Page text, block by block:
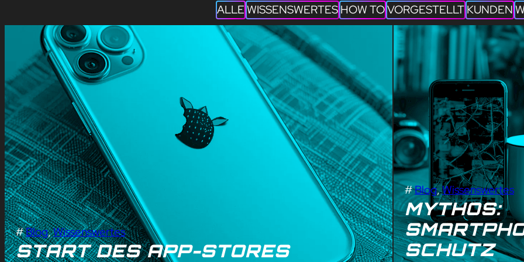
ALLE WISSENSWERTES HOW TOVORGESTELLT KUNDEN
#Blog, Wissenswertes
START DES APP-STORES
#Blog, Wissenswertes
MYTHOS:
SCHUTZ